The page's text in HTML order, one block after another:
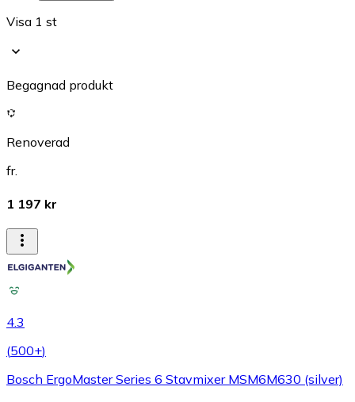
Visa 1 st
Begagnad produkt
Renoverad
fr.
1 197 kr
4.3
(500+)
Bosch ErgoMaster Series 6 Stavmixer MSM6M630 (silver)